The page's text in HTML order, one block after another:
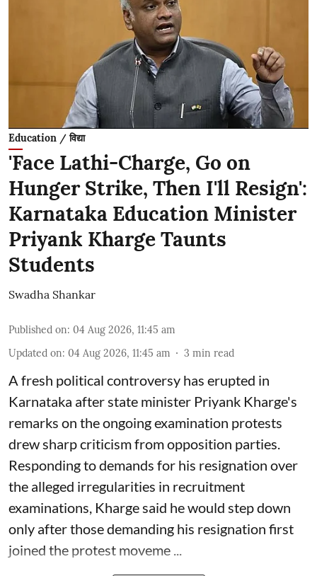
Education / विद्या
'Face Lathi-Charge, Go on
Hunger Strike, Then I'll Resign':
Karnataka Education Minister
Priyank Kharge Taunts
Students
Swadha Shankar
Published on: 04 Aug 2026, 11:45 am
Updated on: 04 Aug 2026, 11:45 am 3 min read
A fresh political controversy has erupted in
Karnataka after state minister Priyank Kharge's
remarks on the ongoing examination protests
drew sharp criticism from opposition parties.
Responding to demands for his resignation over
the alleged irregularities in recruitment
examinations, Kharge said he would step down
only after those demanding his resignation first
joined the protest moveme ...